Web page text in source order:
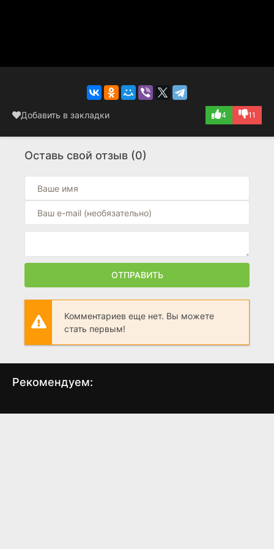
Добавить в закладки 4 11
Оставь свой отзыв (0)
ОТПРАВИТЬ
Комментариев еще нет. Вы можете
стать первым!
Рекомендуем:
Шерлок Холмс
Шерлок Холмс: Игра